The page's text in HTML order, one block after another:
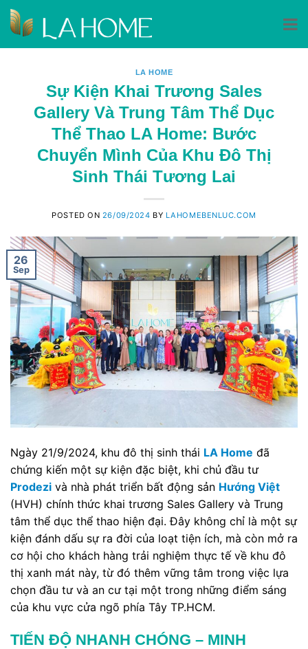
LA HOME
Sự Kiện Khai Trương Sales
Gallery Và Trung Tâm Thể Dục
Thể Thao LA Home: Bước
Chuyển Mình Của Khu Đô Thị
Sinh Thái Tương Lai
POSTED ON 26/09/2024 BY LAHOMEBENLUC.COM
26
Sep
Ngày 21/9/2024, khu đô thị sinh thái LA Home đã
chứng kiến một sự kiện đặc biệt, khi chủ đầu tư
Prodezi và nhà phát triển bất động sản Hướng Việt
(HVH) chính thức khai trương Sales Gallery và Trung
tâm thể dục thể thao hiện đại. Đây không chỉ là một sự
kiện đánh dấu sự ra đời của loạt tiện ích, mà còn mở ra
cơ hội cho khách hàng trải nghiệm thực tế về khu đô
thị xanh mát này, từ đó thêm vững tâm trong việc lựa
chọn đầu tư và an cư tại một trong những điểm sáng
của khu vực cửa ngõ phía Tây TP.HCM.
TIẾN ĐỘ NHANH CHÓNG – MINH